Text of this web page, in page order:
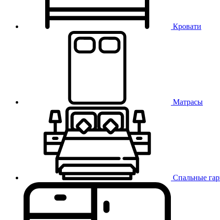
Кровати
Матрасы
Спальные